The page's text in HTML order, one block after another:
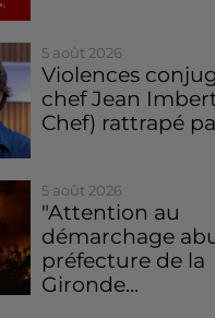
5 août 2026
Violences
chef Jean
Chef) rattrapé
5 août 2026
"Attention au
démarchage
préfecture de la
Gironde...